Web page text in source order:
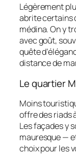
Légèrement
abrite certains
médina. On y
avec goût,
quête
distance de
Le quartier
Moins
offre des riads
Les façades y
mauresque —
choix pour les